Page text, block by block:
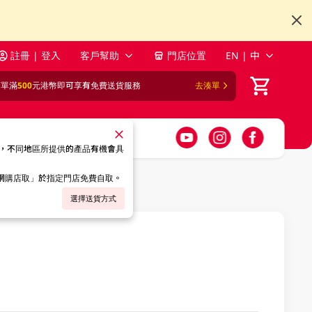
註冊 | 登入 客戶幫助 門店位置 EN | 中
滿500元港幣即可享有免費送貨服務 去湊單
不同地區所提供的產品有機會具
店取」於指定門店免費自取。
選擇送貨方式